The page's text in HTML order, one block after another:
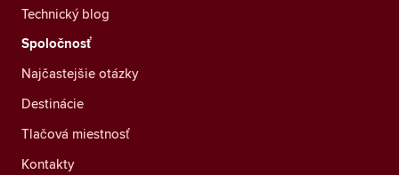
Technický blog
Spoločnosť
Najčastejšie otázky
Destinácie
Tlačová miestnosť
Kontakty